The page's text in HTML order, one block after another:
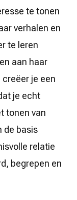
te tonen
verhalen en
te leren
aan haar
je een
je echt
tonen van
de basis
relatie
begrepen en